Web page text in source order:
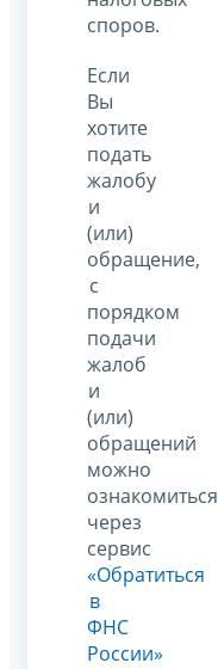
споров.
Если
Вы
хотите
подать
жалобу
и
(или)
обращение,
с
порядком
подачи
жалоб
и
(или)
обращений
можно
ознакомиться
через
сервис
«Обратиться
в
ФНС
России»